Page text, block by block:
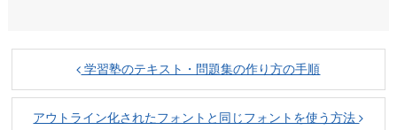
学習塾のテキスト・問題集の作り方の手順
アウトライン化されたフォントと同じフォントを使う方法